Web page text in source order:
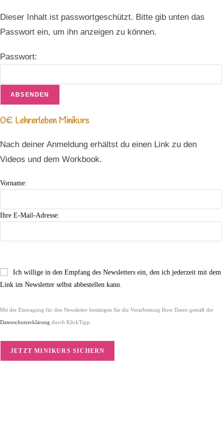
Dieser Inhalt ist passwortgeschützt. Bitte gib unten das
Passwort ein, um ihn anzeigen zu können.
Passwort:
0€ Lehrerleben Minikurs
Nach deiner Anmeldung erhältst du einen Link zu den
Videos und dem Workbook.
Vorname:
Ihre E-Mail-Adresse:
Ich willige in den Empfang des Newsletters ein, den ich jederzeit mit dem
Link im Newsletter selbst abbestellen kann.
Mit der Eintragung für den Newsletter bestätigen Sie die Verarbeitung Ihrer Daten gemäß der
Datenschutzerklärung durch KlickTipp.